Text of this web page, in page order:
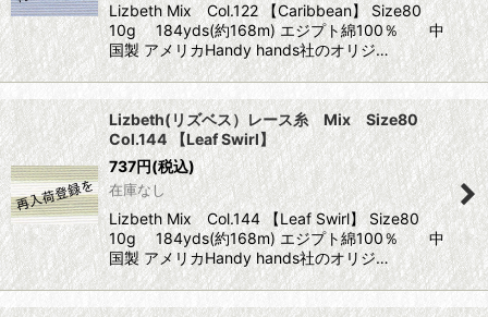
Lizbeth Mix Col.122 【Caribbean】 Size80
10g 184yds(約168m) エジプト綿100％ 中
国製 アメリカHandy hands社のオリジ…
Lizbeth(リズベス）レース糸 Mix Size80
Col.144 【Leaf Swirl】
737円(税込)
在庫なし
Lizbeth Mix Col.144 【Leaf Swirl】 Size80
10g 184yds(約168m) エジプト綿100％ 中
国製 アメリカHandy hands社のオリジ…